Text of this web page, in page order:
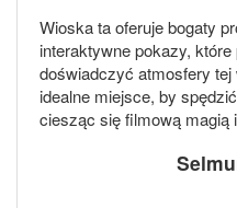
Wioska ta oferuje bogaty
interaktywne pokazy, które
doświadczyć atmosfery
idealne miejsce, by
ciesząc się filmową magią